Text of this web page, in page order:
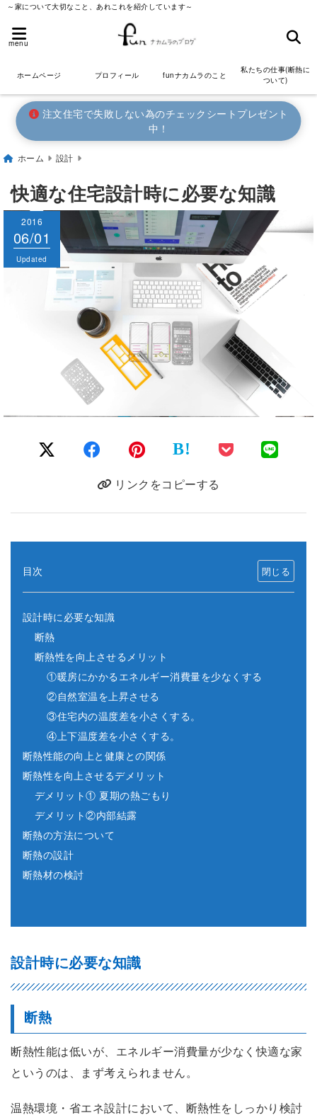
～家について大切なこと、あれこれを紹介しています～
menu
ホームページ プロフィール funナカムラのこと
私たちの仕事(断熱に
ついて)
注文住宅で失敗しない為のチェックシートプレゼント
中！
ホーム 設計
快適な住宅設計時に必要な知識
2016
06/01
Updated
2016
06/01
Published
B!
リンクをコピーする
目次
設計時に必要な知識
断熱
断熱性を向上させるメリット
①暖房にかかるエネルギー消費量を少なくする
②自然室温を上昇させる
③住宅内の温度差を小さくする。
④上下温度差を小さくする。
断熱性能の向上と健康との関係
断熱性を向上させるデメリット
デメリット① 夏期の熱ごもり
デメリット②内部結露
断熱の方法について
断熱の設計
断熱材の検討
設計時に必要な知識
断熱
断熱性能は低いが、エネルギー消費量が少なく快適な家
というのは、まず考えられません。
温熱環境・省エネ設計において、断熱性をしっかり検討